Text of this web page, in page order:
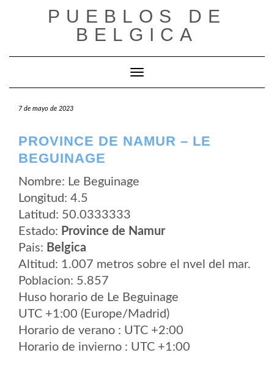
PUEBLOS DE
BELGICA
Cambiar modo de navegación
7 de mayo de 2023
PROVINCE DE NAMUR – LE
BEGUINAGE
Nombre: Le Beguinage
Longitud: 4.5
Latitud: 50.0333333
Estado: Province de Namur
Pais: Belgica
Altitud: 1.007 metros sobre el nvel del mar.
Poblacion: 5.857
Huso horario de Le Beguinage
UTC +1:00 (Europe/Madrid)
Horario de verano : UTC +2:00
Horario de invierno : UTC +1:00